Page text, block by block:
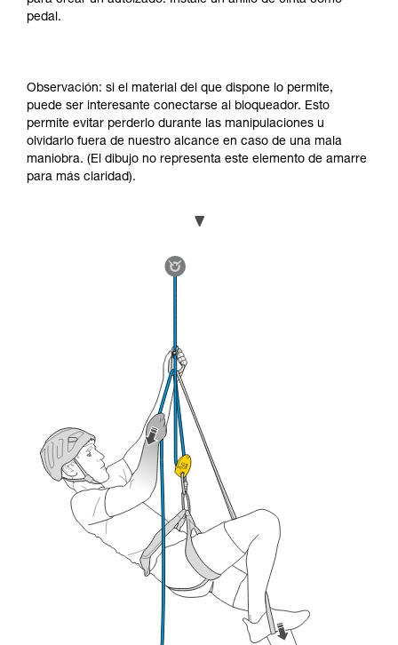
pedal.
Observación: si el material del que dispone lo permite,
puede ser interesante conectarse al bloqueador. Esto
permite evitar perderlo durante las manipulaciones u
olvidarlo fuera de nuestro alcance en caso de una mala
maniobra. (El dibujo no representa este elemento de amarre
para más claridad).